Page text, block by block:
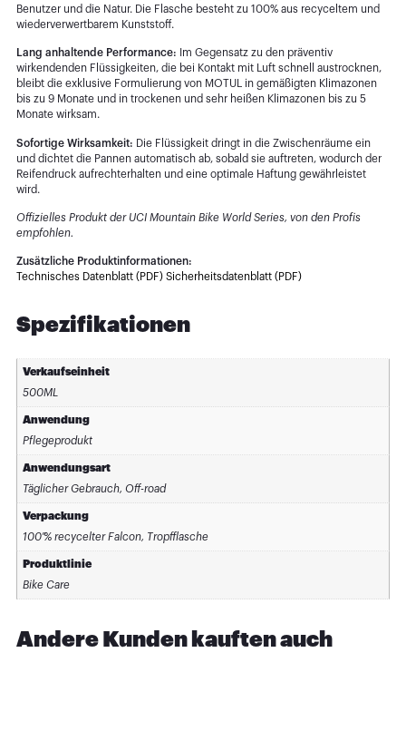
Benutzer und die Natur. Die Flasche besteht zu 100% aus recyceltem und
wiederverwertbarem Kunststoff.
Lang anhaltende Performance: Im Gegensatz zu den präventiv
wirkendenden Flüssigkeiten, die bei Kontakt mit Luft schnell austrocknen,
bleibt die exklusive Formulierung von MOTUL in gemäßigten Klimazonen
bis zu 9 Monate und in trockenen und sehr heißen Klimazonen bis zu 5
Monate wirksam.
Sofortige Wirksamkeit: Die Flüssigkeit dringt in die Zwischenräume ein
und dichtet die Pannen automatisch ab, sobald sie auftreten, wodurch der
Reifendruck aufrechterhalten und eine optimale Haftung gewährleistet
wird.
Offizielles Produkt der UCI Mountain Bike World Series, von den Profis
empfohlen.
Zusätzliche Produktinformationen:
Technisches Datenblatt (PDF) Sicherheitsdatenblatt (PDF)
Spezifikationen
Verkaufseinheit
500ML
Anwendung
Pflegeprodukt
Anwendungsart
Täglicher Gebrauch, Off-road
Verpackung
100 % recycelter Falcon, Tropfflasche
Produktlinie
Bike Care
Andere Kunden kauften auch